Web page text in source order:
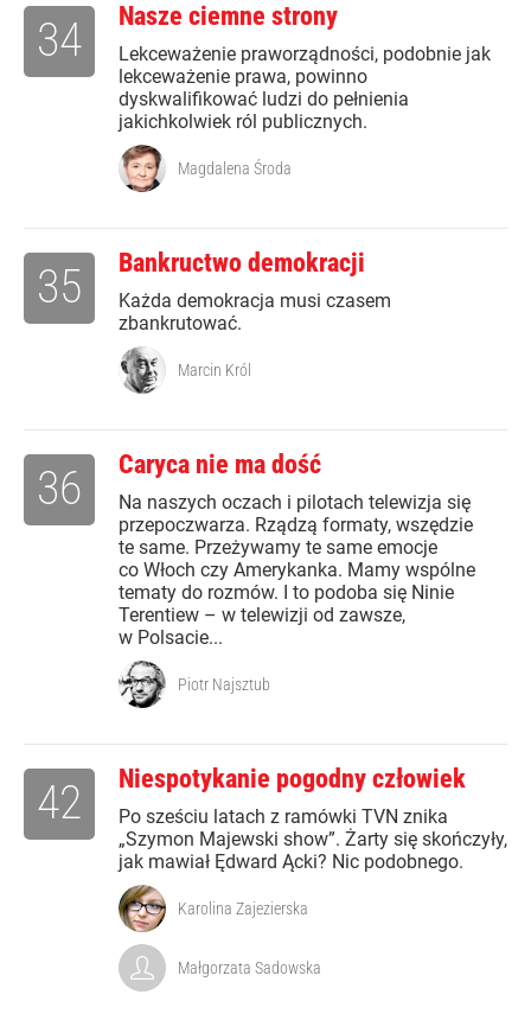
Nasze ciemne strony
Lekceważenie praworządności, podobnie jak
lekceważenie prawa, powinno
dyskwalifikować ludzi do pełnienia
jakichkolwiek ról publicznych.
34
Magdalena Środa
Bankructwo demokracji
Każda demokracja musi czasem
zbankrutować.
35
Marcin Król
Caryca nie ma dość
Na naszych oczach i pilotach telewizja się
przepoczwarza. Rządzą formaty, wszędzie
te same. Przeżywamy te same emocje
co Włoch czy Amerykanka. Mamy wspólne
tematy do rozmów. I to podoba się Ninie
Terentiew – w telewizji od zawsze,
w Polsacie...
36
Piotr Najsztub
Niespotykanie pogodny człowiek
Po sześciu latach z ramówki TVN znika
„Szymon Majewski show”. Żarty się skończyły,
jak mawiał Ędward Ącki? Nic podobnego.
42
Karolina Zajezierska
Małgorzata Sadowska